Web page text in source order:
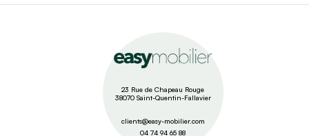
23 Rue de Chapeau Rouge
38070 Saint-Quentin-Fallavier
clients@easy-mobilier.com
04 74 94 65 88